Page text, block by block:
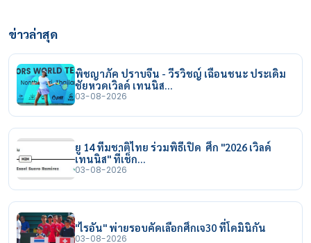
ข่าวล่าสุด
พิชญาภัค ปราบจีน - วีรวิชญ์ เฉือนชนะ ประเดิม
ชัยหวดเวิลด์ เทนนิส…
03-08-2026
ยู 14 ทีมชาติไทย ร่วมพิธีเปิด ศึก "2026 เวิลด์
เทนนิส" ที่เช็ก…
03-08-2026
"ไรอัน" พ่ายรอบคัดเลือกศึกเจ30 ที่โดมินิกัน
03-08-2026